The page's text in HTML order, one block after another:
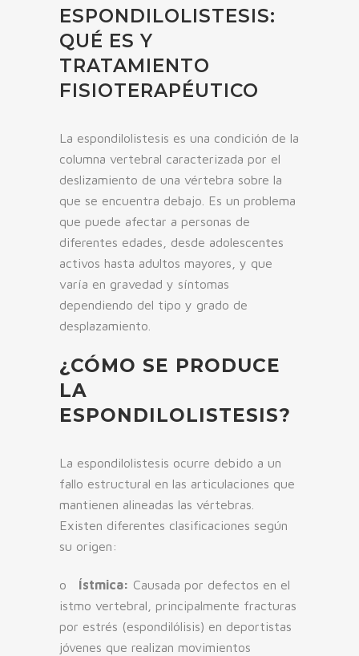
ESPONDILOLISTESIS:
QUÉ ES Y
TRATAMIENTO
FISIOTERAPÉUTICO
La espondilolistesis es una condición de la
columna vertebral caracterizada por el
deslizamiento de una vértebra sobre la
que se encuentra debajo. Es un problema
que puede afectar a personas de
diferentes edades, desde adolescentes
activos hasta adultos mayores, y que
varía en gravedad y síntomas
dependiendo del tipo y grado de
desplazamiento.
¿CÓMO SE PRODUCE
LA
ESPONDILOLISTESIS?
La espondilolistesis ocurre debido a un
fallo estructural en las articulaciones que
mantienen alineadas las vértebras.
Existen diferentes clasificaciones según
su origen:
o Ístmica: Causada por defectos en el
istmo vertebral, principalmente fracturas
por estrés (espondilólisis) en deportistas
jóvenes que realizan movimientos